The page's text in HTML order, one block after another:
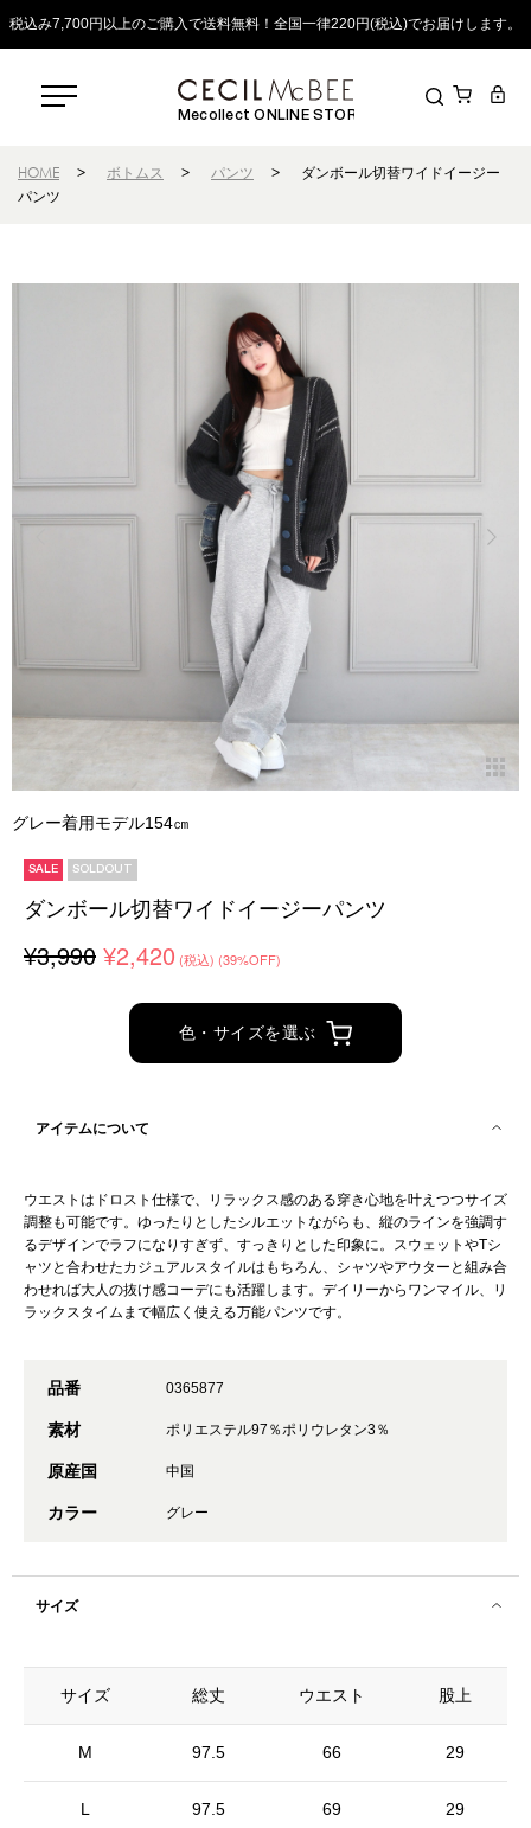
税込み7,700円以上のご購入で送料無料！全国一律220円(税込)でお届けします。
Mecollect ONLINE STORE
HOME > ボトムス > パンツ >
ダンボール切替ワイドイージー
パンツ
グレー着用モデル154㎝
SALE SOLDOUT
ダンボール切替ワイドイージーパンツ
¥3,990 ¥2,420 (税込) (39%OFF)
色・サイズを選ぶ
アイテムについて
ウエストはドロスト仕様で、リラックス感のある穿き心地を叶えつつサイズ
調整も可能です。ゆったりとしたシルエットながらも、縦のラインを強調す
るデザインでラフになりすぎず、すっきりとした印象に。スウェットやTシ
ャツと合わせたカジュアルスタイルはもちろん、シャツやアウターと組み合
わせれば大人の抜け感コーデにも活躍します。デイリーからワンマイル、リ
ラックスタイムまで幅広く使える万能パンツです。
品番 0365877
素材 ポリエステル97％ポリウレタン3％
原産国 中国
カラー グレー
サイズ
サイズ
M
L
総丈 ウエスト 股上
97.5 66 29
97.5 69 29